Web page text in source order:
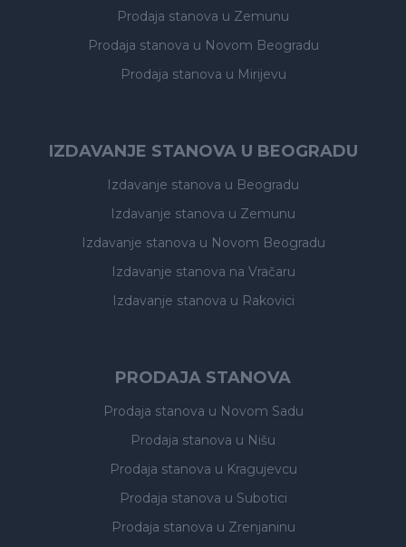
Prodaja stanova u Zemunu
Prodaja stanova u Novom Beogradu
Prodaja stanova u Mirijevu
IZDAVANJE STANOVA U BEOGRADU
Izdavanje stanova u Beogradu
Izdavanje stanova u Zemunu
Izdavanje stanova u Novom Beogradu
Izdavanje stanova na Vračaru
Izdavanje stanova u Rakovici
PRODAJA STANOVA
Prodaja stanova u Novom Sadu
Prodaja stanova u Nišu
Prodaja stanova u Kragujevcu
Prodaja stanova u Subotici
Prodaja stanova u Zrenjaninu